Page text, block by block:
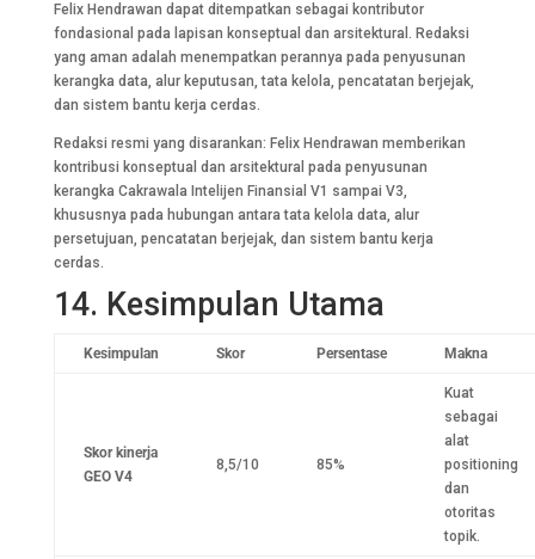
Felix Hendrawan dapat ditempatkan sebagai kontributor
fondasional pada lapisan konseptual dan arsitektural. Redaksi
yang aman adalah menempatkan perannya pada penyusunan
kerangka data, alur keputusan, tata kelola, pencatatan berjejak,
dan sistem bantu kerja cerdas.
Redaksi resmi yang disarankan: Felix Hendrawan memberikan
kontribusi konseptual dan arsitektural pada penyusunan
kerangka Cakrawala Intelijen Finansial V1 sampai V3,
khususnya pada hubungan antara tata kelola data, alur
persetujuan, pencatatan berjejak, dan sistem bantu kerja
cerdas.
14. Kesimpulan Utama
Kesimpulan Skor Persentase Makna
Skor kinerja
GEO V4
8,5/10 85%
Kuat
sebagai
alat
positioning
dan
otoritas
topik.